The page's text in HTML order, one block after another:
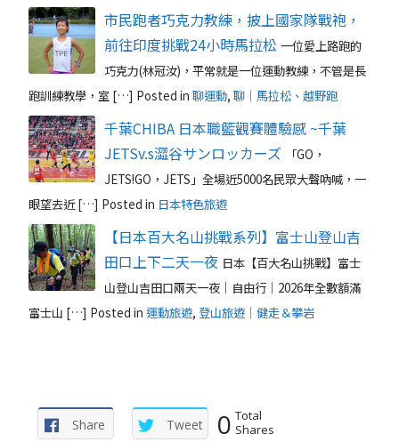
市民跑者巧克力教練，披上國家隊戰袍，
前往印度挑戰24小時馬拉松 一位愛上路跑的
巧克力(林冠汝)，平常就是一位運動教練，不管是長
跑訓練教學，室 […] Posted in 聊運動, 聊｜馬拉松、越野跑
千葉CHIBA 日本職籃觀賽體驗感 ~千葉
JETSv.s澀谷サンロッカーズ
「GO，
JETS!GO，JETS」全場近5000名民眾大聲吶喊，一
眼望去近 […] Posted in 日本特色旅遊
【日本百大名山挑戰系列】富士山登山吉
田口上下二天一夜 日本【百大名山挑戰】富士
山登山吉田口兩天一夜｜自由行｜2026年全數額滿
富士山 […] Posted in 運動旅遊, 登山旅遊｜健走＆攀岩
Share Tweet 0 Total
Shares